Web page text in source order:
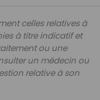
celles relatives à
à titre indicatif et
ou une
un médecin ou
relative à son